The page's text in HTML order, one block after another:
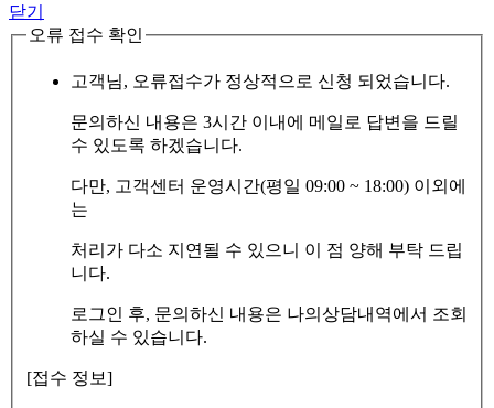
닫기
오류 접수 확인
고객님, 오류접수가 정상적으로 신청 되었습니다.
문의하신 내용은 3시간 이내에 메일로 답변을 드릴
수 있도록 하겠습니다.
다만, 고객센터 운영시간(평일 09:00 ~ 18:00) 이외에
는
처리가 다소 지연될 수 있으니 이 점 양해 부탁 드립
니다.
로그인 후, 문의하신 내용은 나의상담내역에서 조회
하실 수 있습니다.
[접수 정보]